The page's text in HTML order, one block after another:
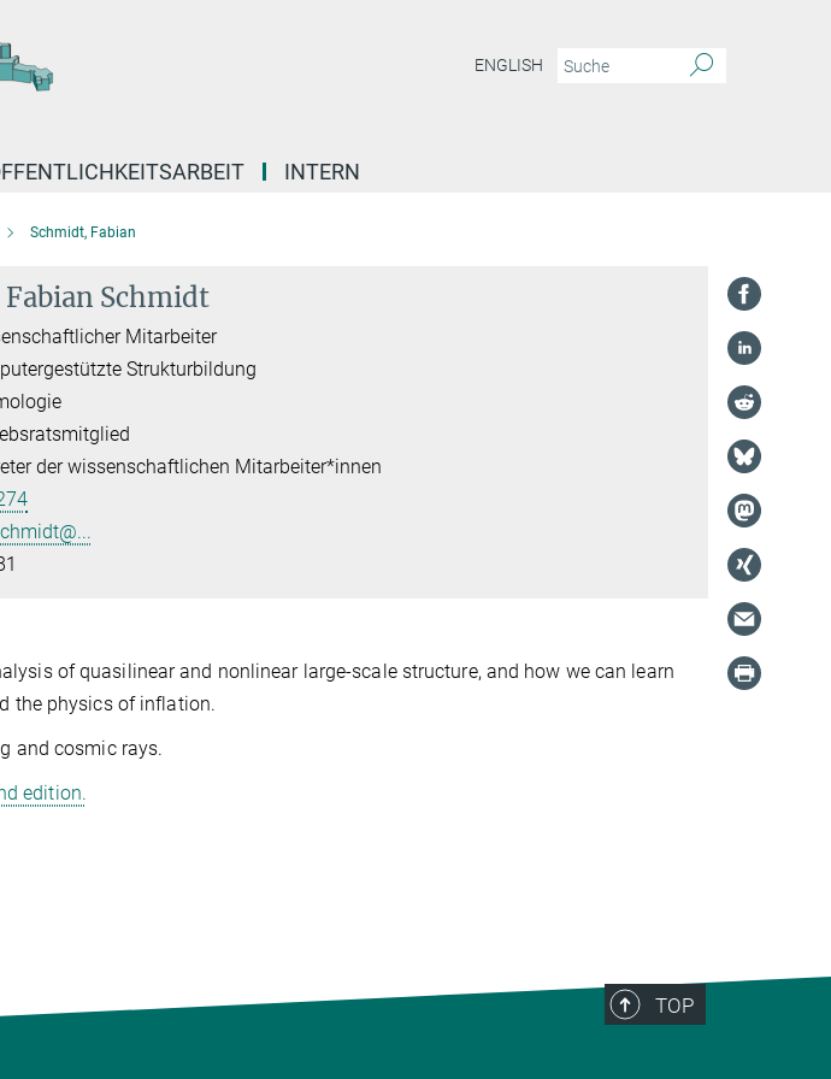
ENGLISH
INTERN
Schmidt, Fabian
Fabian Schmidt
Mitarbeiter
Strukturbildung
der wissenschaftlichen Mitarbeiter*innen
of quasilinear and nonlinear large-scale structure, and how we can learn
the physics of inflation.
and cosmic rays.
edition.
TOP